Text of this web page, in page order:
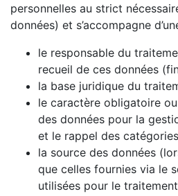
personnelles au strict
données) et s’accompagne
le responsable du
recueil de ces données
la base juridique du
le caractère obligatoire
des données pour la
et le rappel des
la source des données
que celles fournies via le
utilisées pour le